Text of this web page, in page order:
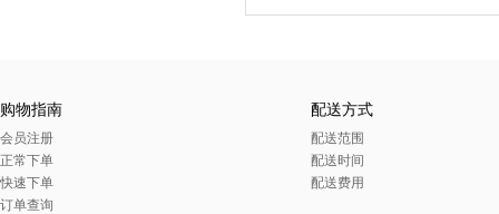
购物指南
会员注册
正常下单
快速下单
订单查询
配送方式
配送范围
配送时间
配送费用